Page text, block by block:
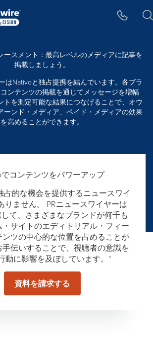
ースメント：最高レベルのメディアに記事を
掲載しましょう。
はNativoと独占提携を結んでいます。各ブラ
ンテンツの掲載を通じてメッセージを増幅
トを測定可能な結果につなげることで、オウ
ーンド・メディア、ペイド・メディアの効果
を高めることができます。
でコンテンツをパワーアップ
占的な機会を提供するニュースワイ
りません。 PRニュースワイヤーは
て、さまざまなブランドが何千も
サイトのエディトリアル・フィー
ンツの中心的な位置を占めることが
伝いすることで、視聴者の意識を
動に影響を及ぼしています。"
資料を請求する